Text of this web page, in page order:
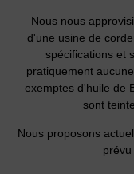
Nous nous
d'une usine de
spécifications et
pratiquement
exemptes d'huile de
sont
Nous proposons